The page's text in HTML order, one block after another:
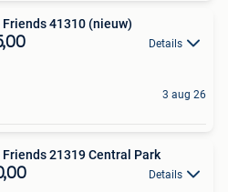
Friends 41310 (nieuw)
Details
3 aug 26
Friends 21319 Central Park
Details